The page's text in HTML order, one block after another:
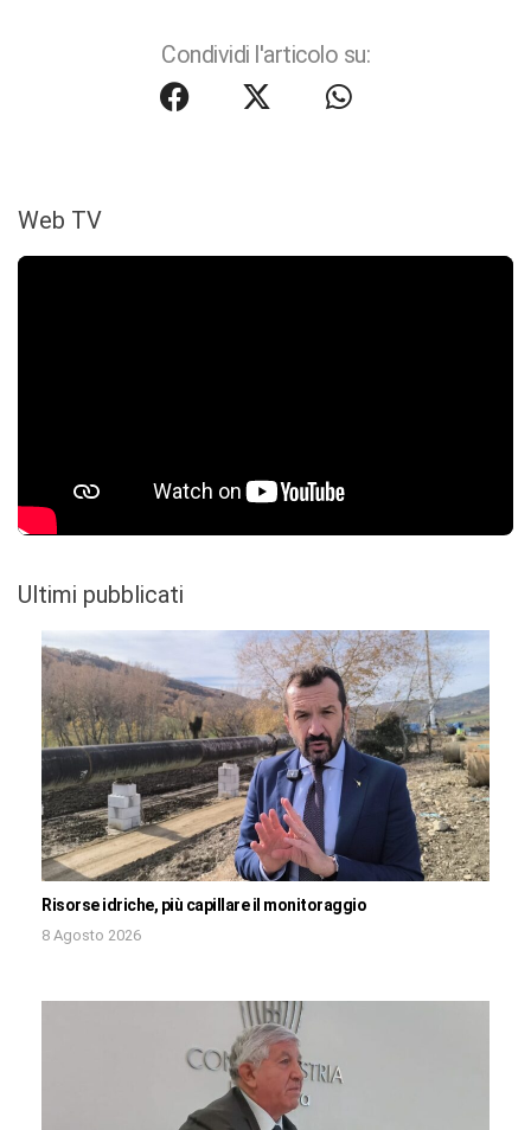
Condividi l'articolo su:
Web TV
Ultimi pubblicati
Risorse idriche, più capillare il monitoraggio
8 Agosto 2026